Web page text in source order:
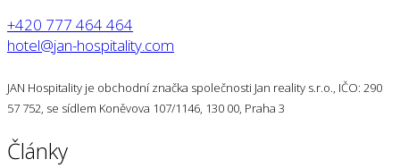
+420 777 464 464
hotel@jan-hospitality.com
JAN Hospitality je obchodní značka společnosti Jan reality s.r.o., IČO: 290
57 752, se sídlem Koněvova 107/1146, 130 00, Praha 3
Články